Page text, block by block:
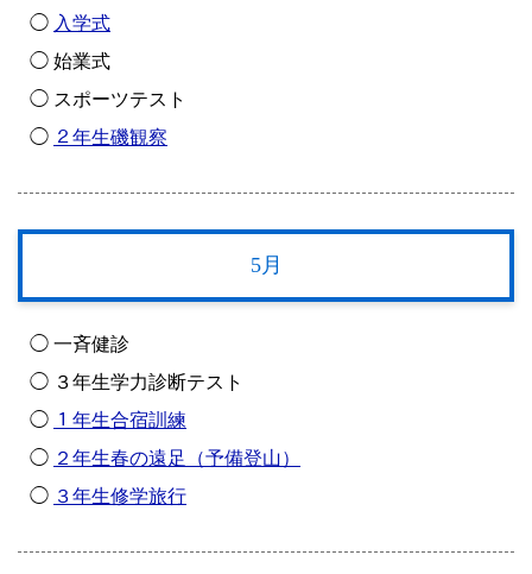
◯ 入学式
◯ 始業式
◯ スポーツテスト
◯ ２年生磯観察
5月
◯ 一斉健診
◯ ３年生学力診断テスト
◯ １年生合宿訓練
◯ ２年生春の遠足（予備登山）
◯ ３年生修学旅行